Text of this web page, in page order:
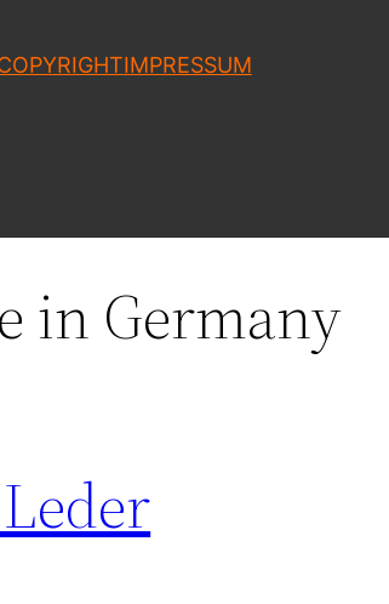
IMPRESSUM
in Germany